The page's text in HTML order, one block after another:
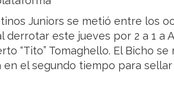
Juniors se metió entre los
derrotar este jueves por 2 a 1 a
“Tito” Tomaghello. El Bicho
en el segundo tiempo para